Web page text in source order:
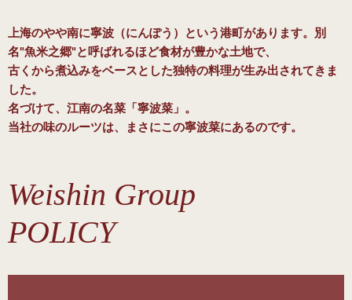
上海のやや南に寧波（にんぽう）という港町があります。別
名"魚米之郷"と呼ばれるほど食材が豊かな土地で、
古くから煮込みをベースとした独特の料理が生み出されてきま
した。
名づけて、江南の名菜「寧波菜」。
当社の味のルーツは、まさにこの寧波菜にあるのです。
Weishin Group
POLICY